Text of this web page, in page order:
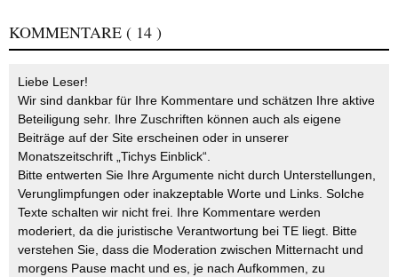
KOMMENTARE ( 14 )
Liebe Leser!
Wir sind dankbar für Ihre Kommentare und schätzen Ihre aktive
Beteiligung sehr. Ihre Zuschriften können auch als eigene
Beiträge auf der Site erscheinen oder in unserer
Monatszeitschrift „Tichys Einblick“.
Bitte entwerten Sie Ihre Argumente nicht durch Unterstellungen,
Verunglimpfungen oder inakzeptable Worte und Links. Solche
Texte schalten wir nicht frei. Ihre Kommentare werden
moderiert, da die juristische Verantwortung bei TE liegt. Bitte
verstehen Sie, dass die Moderation zwischen Mitternacht und
morgens Pause macht und es, je nach Aufkommen, zu